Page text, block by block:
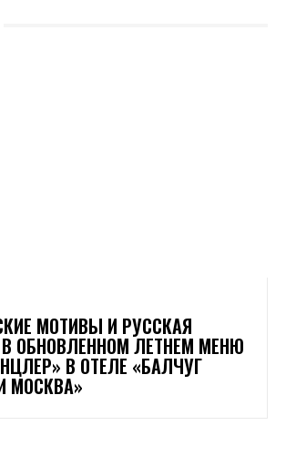
МОТИВЫ И РУССКАЯ
ОБНОВЛЕННОМ ЛЕТНЕМ МЕНЮ
В ОТЕЛЕ «БАЛЧУГ
МОСКВА»